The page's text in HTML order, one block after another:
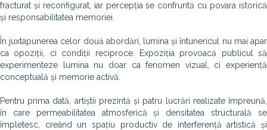
fracturat și reconfigurat, iar percepția se confruntă cu povara istorică
și responsabilitatea memoriei.
În juxtapunerea celor două abordări, lumina și întunericul nu mai apar
ca opoziții, ci condiții reciproce. Expoziția provoacă publicul să
experimenteze lumina nu doar ca fenomen vizual, ci experiență
conceptuală și memorie activă.
Pentru prima dată, artiștii prezintă și patru lucrări realizate împreună,
în care permeabilitatea atmosferică și densitatea structurală se
împletesc, creând un spațiu productiv de interferență artistică și